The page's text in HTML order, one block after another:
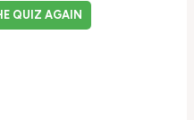
QUIZ AGAIN